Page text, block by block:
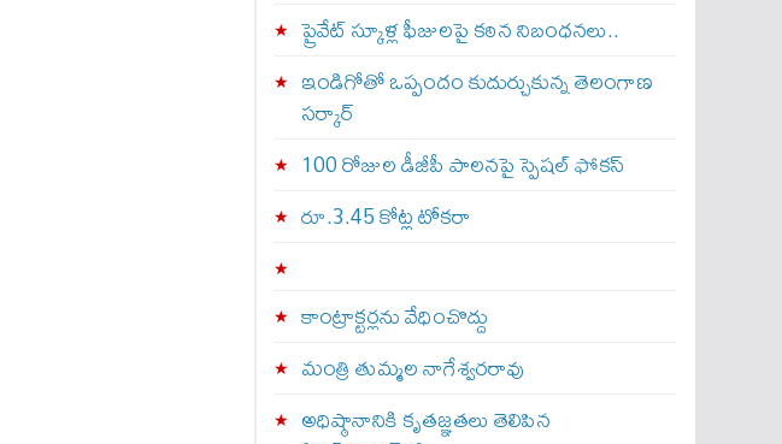
ప్రైవేట్ స్కూళ్ల ఫీజులపై కఠిన నిబంధనలు..
ఇండిగోతో ఒప్పందం కుదుర్చుకున్న తెలంగాణ
స‌ర్కార్
100 రోజుల డీజీపీ పాలనపై స్పెషల్ ఫోకస్
రూ.3.45 కోట్ల టోకరా
కాంట్రాక్టర్లను వేధించొద్దు
మంత్రి తుమ్మల నాగేశ్వరరావు
అధిష్ఠానానికి కృతజ్ఞతలు తెలిపిన